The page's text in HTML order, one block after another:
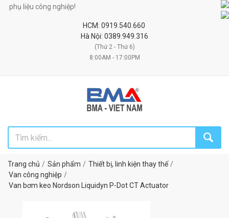
liệu công nghiệp!
HCM: 0919.540.660
Hà Nội: 0389.949.316
(Thứ 2 - Thứ 6)
8:00AM - 17:00PM
Trang chủ Sản phẩm
Thiết bị, linh kiện thay thế
Van công nghiệp
Van bơm keo Nordson Liquidyn P-Dot CT Actuator